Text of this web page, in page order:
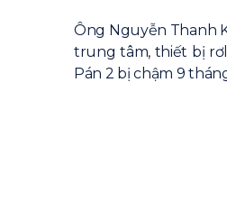
Ông Nguyễn Thanh
trung tâm, thiết bị
Pán 2 bị chậm 9